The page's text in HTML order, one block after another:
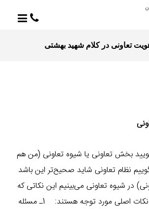
تعاونی در کلام شهید بهشتی
بخش تعاونی یا شیوه تعاونی (من هم
نظام تعاونی شاید صحیح‌تر این باشد
در شیوه تعاونی می‌بینیم این نکاتی که
اصلی مورد توجه هستند:
1ـ مسئله